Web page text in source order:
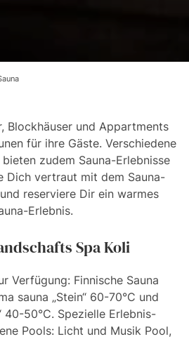
Blockhäuser und Appartments
für ihre Gäste. Verschiedene
zudem Sauna-Erlebnisse
Dich vertraut mit dem Sauna-
reserviere Dir ein warmes
Erlebnis.
Spa Koli
Verfügung: Finnische Sauna
sauna „Stein“ 60-70°C und
40-50°C. Spezielle Erlebnis-
Pools: Licht und Musik Pool,